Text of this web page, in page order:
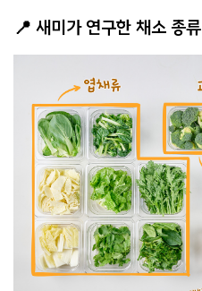
📍 새미가 연구한 채소 종류